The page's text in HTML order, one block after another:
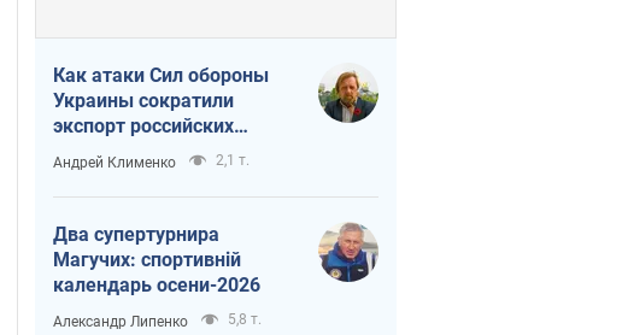
Как атаки Сил обороны
Украины сократили
экспорт российских
нефтепродуктов
Андрей Клименко 2,1 т.
Два супертурнира
Магучих: спортивній
календарь осени-2026
Александр Липенко 5,8 т.